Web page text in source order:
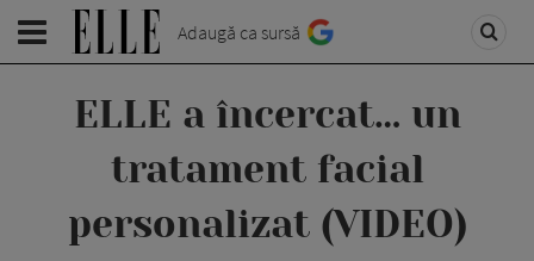
Adaugă ca sursă
ELLE a încercat… un
tratament facial
personalizat (VIDEO)